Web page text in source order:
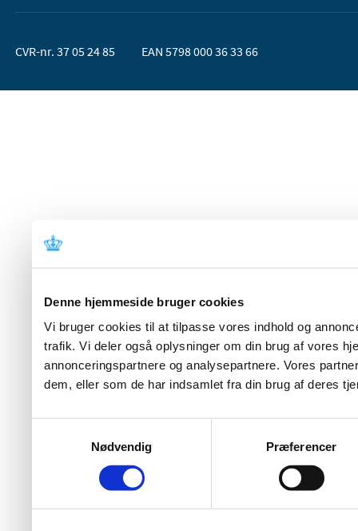
Denne hjemmeside bruger cookies
Vi bruger cookies til at tilpasse vores indhold og
trafik. Vi deler også oplysninger om din brug af vores
annonceringspartnere og analysepartnere. Vores
dem, eller som de har indsamlet fra din brug af deres
Nødvendig
Præferencer
CVR-nr. 37 05 24 85 EAN 5798 000 36 33 66